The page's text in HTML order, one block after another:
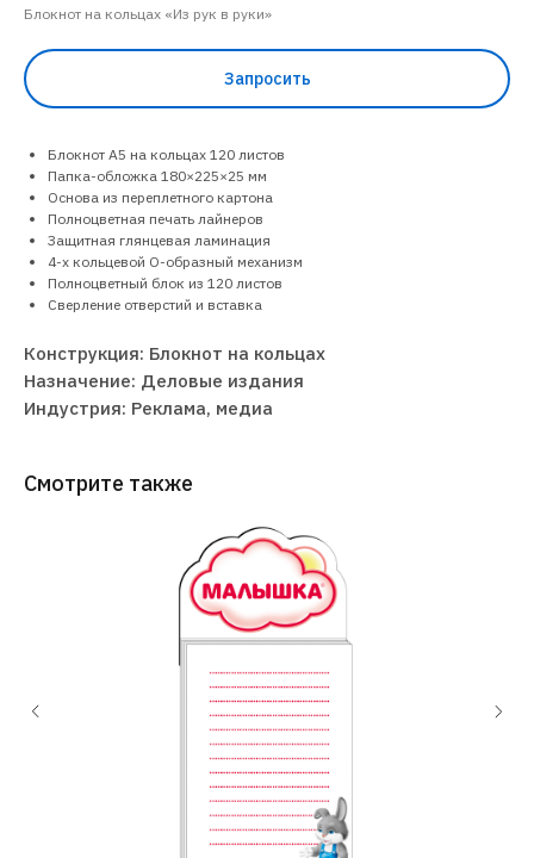
Блокнот на кольцах «Из рук в руки»
Запросить
Блокнот А5 на кольцах 120 листов
Папка-обложка 180×225×25 мм
Основа из переплетного картона
Полноцветная печать лайнеров
Защитная глянцевая ламинация
4-х кольцевой О-образный механизм
Полноцветный блок из 120 листов
Сверление отверстий и вставка
Конструкция: Блокнот на кольцах
Назначение: Деловые издания
Индустрия: Реклама, медиа
Смотрите также